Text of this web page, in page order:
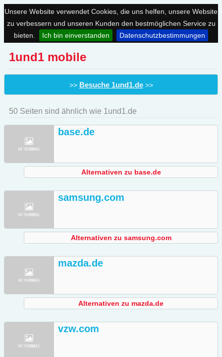
Unsere Website verwendet Cookies, die uns helfen, unsere Website
zu verbessern und unseren Kunden den bestmöglichen Service zu
bieten.
Ich bin einverstanden Datenschutzbestimmungen
1und1 mobile
>> Besuche 1und1.de>>
50 Seiten sind ähnlich wie 1und1.de
base.de
Alternativen zu base.de
samsung.com
Alternativen zu samsung.com
mazda.de
Alternativen zu mazda.de
vzw.com